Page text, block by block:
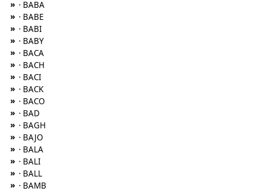
» · BABA
» · BABE
» · BABI
» · BABY
» · BACA
» · BACH
» · BACI
» · BACK
» · BACO
» · BAD
» · BAGH
» · BAJO
» · BALA
» · BALI
» · BALL
» · BAMB